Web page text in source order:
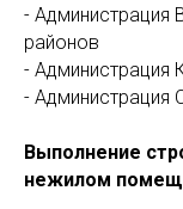
- Администрация
районов
- Администрация
- Администрация
Выполнение
нежилом